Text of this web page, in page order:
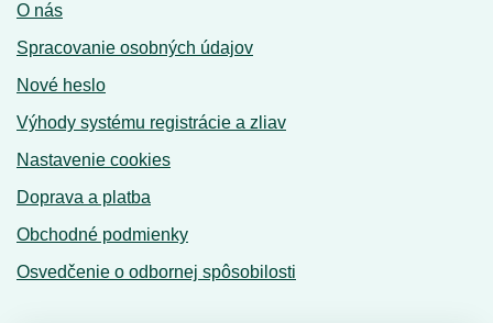
O nás
Spracovanie osobných údajov
Nové heslo
Výhody systému registrácie a zliav
Nastavenie cookies
Doprava a platba
Obchodné podmienky
Osvedčenie o odbornej spôsobilosti